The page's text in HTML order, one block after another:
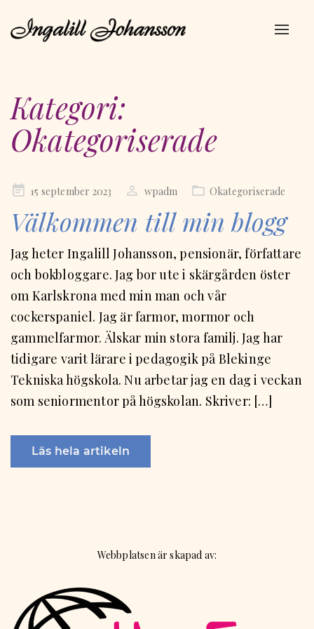
Kategori:
Okategoriserade
Publicerad
15 september 2023 wpadm Okategoriserade
Välkommen till min blogg
Jag heter Ingalill Johansson, pensionär, författare
och bokbloggare. Jag bor ute i skärgården öster
om Karlskrona med min man och vår
cockerspaniel. Jag är farmor, mormor och
gammelfarmor. Älskar min stora familj. Jag har
tidigare varit lärare i pedagogik på Blekinge
Tekniska högskola. Nu arbetar jag en dag i veckan
som seniormentor på högskolan. Skriver: […]
Läs hela artikeln
Webbplatsen är skapad av: